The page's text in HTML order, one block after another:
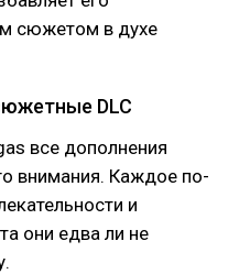
сюжетом в духе
DLC
все дополнения
внимания. Каждое по-
и
они едва ли не